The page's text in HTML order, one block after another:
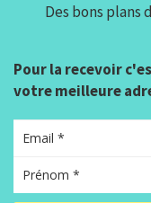
Des bons
Pour la recevoir
votre meilleure